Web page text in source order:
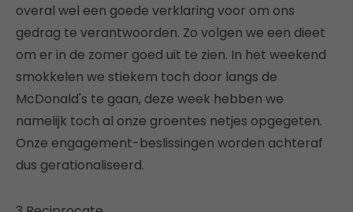
overal wel een goede verklaring voor om ons
gedrag te verantwoorden. Zo volgen we een dieet
om er in de zomer goed uit te zien. In het weekend
smokkelen we stiekem toch door langs de
McDonald's te gaan, deze week hebben we
namelijk toch al onze groentes netjes opgegeten.
Onze engagement-beslissingen worden achteraf
dus gerationaliseerd.